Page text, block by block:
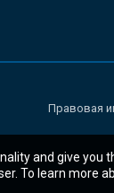
Правовая
and give you
To learn more